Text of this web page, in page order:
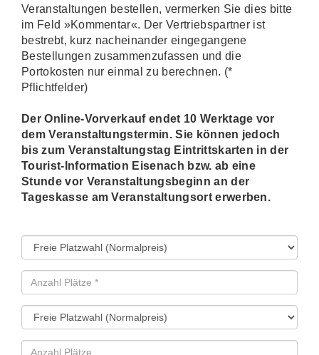
Veranstaltungen bestellen, vermerken Sie dies bitte
im Feld »Kommentar«. Der Vertriebspartner ist
bestrebt, kurz nacheinander eingegangene
Bestellungen zusammenzufassen und die
Portokosten nur einmal zu berechnen. (*
Pflichtfelder)
Der Online-Vorverkauf endet 10 Werktage vor
dem Veranstaltungstermin. Sie können jedoch
bis zum Veranstaltungstag Eintrittskarten in der
Tourist-Information Eisenach bzw. ab eine
Stunde vor Veranstaltungsbeginn an der
Tageskasse am Veranstaltungsort erwerben.
Pflichtfeld
Anzahl
Plätze
Anzahl